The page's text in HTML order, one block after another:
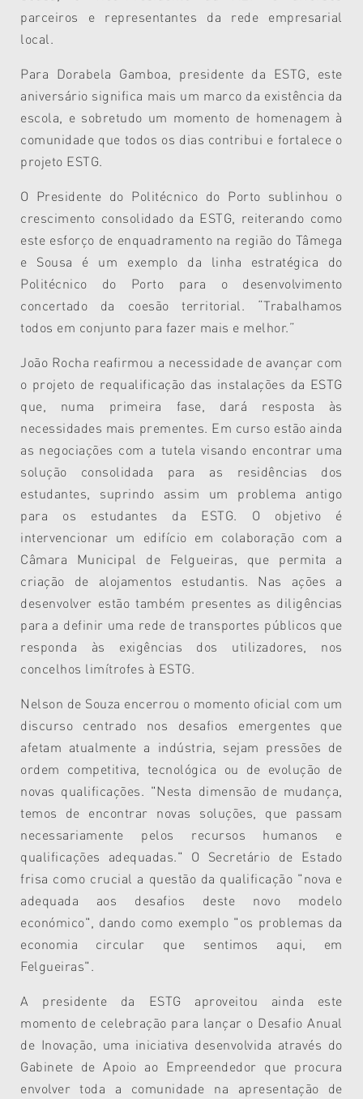
parceiros e representantes da rede empresarial
local.
Para Dorabela Gamboa, presidente da ESTG, este
aniversário significa mais um marco da existência da
escola, e sobretudo um momento de homenagem à
comunidade que todos os dias contribui e fortalece o
projeto ESTG.
O Presidente do Politécnico do Porto sublinhou o
crescimento consolidado da ESTG, reiterando como
este esforço de enquadramento na região do Tâmega
e Sousa é um exemplo da linha estratégica do
Politécnico do Porto para o desenvolvimento
concertado da coesão territorial. “Trabalhamos
todos em conjunto para fazer mais e melhor.”
João Rocha reafirmou a necessidade de avançar com
o projeto de requalificação das instalações da ESTG
que, numa primeira fase, dará resposta às
necessidades mais prementes. Em curso estão ainda
as negociações com a tutela visando encontrar uma
solução consolidada para as residências dos
estudantes, suprindo assim um problema antigo
para os estudantes da ESTG. O objetivo é
intervencionar um edifício em colaboração com a
Câmara Municipal de Felgueiras, que permita a
criação de alojamentos estudantis. Nas ações a
desenvolver estão também presentes as diligências
para a definir uma rede de transportes públicos que
responda às exigências dos utilizadores, nos
concelhos limítrofes à ESTG.
Nelson de Souza encerrou o momento oficial com um
discurso centrado nos desafios emergentes que
afetam atualmente a indústria, sejam pressões de
ordem competitiva, tecnológica ou de evolução de
novas qualificações. "Nesta dimensão de mudança,
temos de encontrar novas soluções, que passam
necessariamente pelos recursos humanos e
qualificações adequadas." O Secretário de Estado
frisa como crucial a questão da qualificação "nova e
adequada aos desafios deste novo modelo
económico", dando como exemplo "os problemas da
economia circular que sentimos aqui, em
Felgueiras".
A presidente da ESTG aproveitou ainda este
momento de celebração para lançar o Desafio Anual
de Inovação, uma iniciativa desenvolvida através do
Gabinete de Apoio ao Empreendedor que procura
envolver toda a comunidade na apresentação de